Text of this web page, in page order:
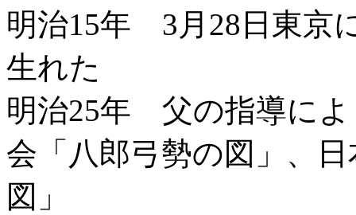
明治15年 3月28日東京
生れた
明治25年 父の指導によ
会「八郎弓勢の図」、
図」